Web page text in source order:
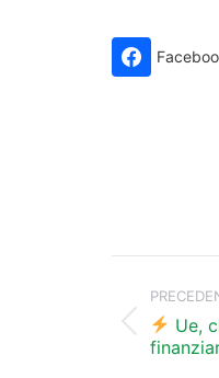
post
PostUe,